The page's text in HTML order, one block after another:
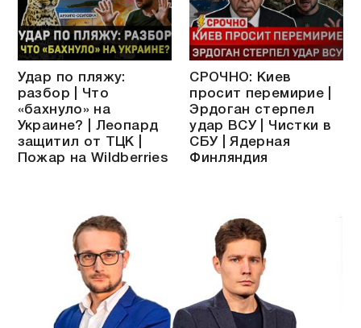
Удар по пляжу:
разбор | Что
«бахнуло» на
Украине? | Леопард
защитил от ТЦК |
Пожар на Wildberries
СРОЧНО: Киев
просит перемирие |
Эрдоган стерпел
удар ВСУ | Чистки в
СБУ | Ядерная
Финляндия